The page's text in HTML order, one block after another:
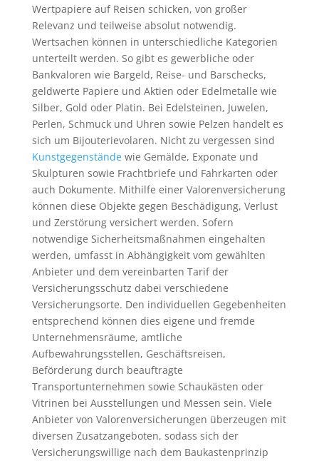
Wertpapiere auf Reisen schicken, von großer
Relevanz und teilweise absolut notwendig.
Wertsachen können in unterschiedliche Kategorien
unterteilt werden. So gibt es gewerbliche oder
Bankvaloren wie Bargeld, Reise- und Barschecks,
geldwerte Papiere und Aktien oder Edelmetalle wie
Silber, Gold oder Platin. Bei Edelsteinen, Juwelen,
Perlen, Schmuck und Uhren sowie Pelzen handelt es
sich um Bijouterievolaren. Nicht zu vergessen sind
Kunstgegenständewie Gemälde, Exponate und
Skulpturen sowie Frachtbriefe und Fahrkarten oder
auch Dokumente. Mithilfe einer Valorenversicherung
können diese Objekte gegen Beschädigung, Verlust
und Zerstörung versichert werden. Sofern
notwendige Sicherheitsmaßnahmen eingehalten
werden, umfasst in Abhängigkeit vom gewählten
Anbieter und dem vereinbarten Tarif der
Versicherungsschutz dabei verschiedene
Versicherungsorte. Den individuellen Gegebenheiten
entsprechend können dies eigene und fremde
Unternehmensräume, amtliche
Aufbewahrungsstellen, Geschäftsreisen,
Beförderung durch beauftragte
Transportunternehmen sowie Schaukästen oder
Vitrinen bei Ausstellungen und Messen sein. Viele
Anbieter von Valorenversicherungen überzeugen mit
diversen Zusatzangeboten, sodass sich der
Versicherungswillige nach dem Baukastenprinzip